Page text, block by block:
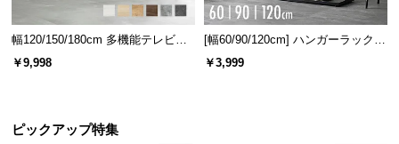
幅120/150/180cm 多機能テレビボ
ード 木目/石目調 オープン収納・
引き出し収納付き
￥9,998
[幅60/90/120cm] ハンガーラック
スチール 4段階高さ調節 サイドフ
ック オープンラック シンプル
￥3,999
ピックアップ特集